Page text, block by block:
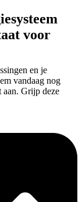
voor
en je
vandaag nog
aan. Grijp deze